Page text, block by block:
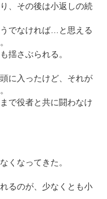
、その後は小返しの続
でなければ…と思える
揺さぶられる。
に入ったけど、それが
で役者と共に闘わなけ
くなってきた。
るのが、少なくとも小